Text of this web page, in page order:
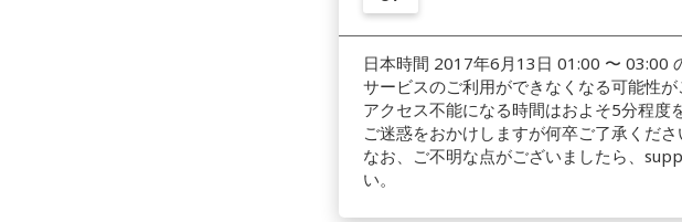
日本時間 2017年6月13日 01:00 〜 03:00
サービスのご利用ができなくなる可能性が
アクセス不能になる時間はおよそ5分程度
ご迷惑をおかけしますが何卒ご了承くださ
なお、ご不明な点がございましたら、
い。